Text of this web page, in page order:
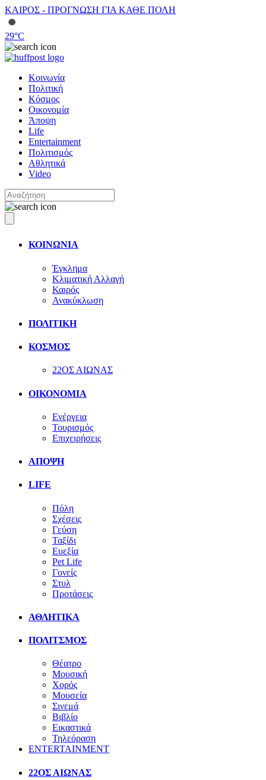
ΚΑΙΡΟΣ - ΠΡΟΓΝΩΣΗ ΓΙΑ ΚΑΘΕ ΠΟΛΗ
29°C
Κοινωνία
Πολιτική
Κόσμος
Οικονομία
Άποψη
Life
Entertainment
Πολιτισμός
Αθλητικά
Video
ΚΟΙΝΩΝΙΑ
Έγκλημα
Κλιματική Αλλαγή
Καιρός
Ανακύκλωση
ΠΟΛΙΤΙΚΗ
ΚΟΣΜΟΣ
22ΟΣ ΑΙΩΝΑΣ
ΟΙΚΟΝΟΜΙΑ
Ενέργεια
Τουρισμός
Επιχειρήσεις
ΑΠΟΨΗ
LIFE
Πόλη
Σχέσεις
Γεύση
Ταξίδι
Ευεξία
Pet Life
Γονείς
Στυλ
Προτάσεις
ΑΘΛΗΤΙΚΑ
ΠΟΛΙΤΣΜΟΣ
Θέατρο
Μουσική
Χορός
Μουσεία
Σινεμά
Βιβλίο
Εικαστικά
Τηλεόραση
ENTERTAINMENT
22ΟΣ ΑΙΩΝΑΣ